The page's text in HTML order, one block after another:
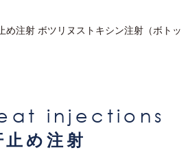
注射 ボツリヌストキシン注射（ボトッ
injections
止め注射